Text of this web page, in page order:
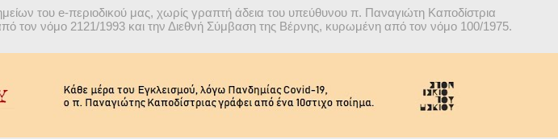
του e-περιοδικού μας, χωρίς γραπτή άδεια του υπεύθυνου π. Παναγιώτη Καποδίστρια
τον νόμο 2121/1993 και την Διεθνή Σύμβαση της Βέρνης, κυρωμένη από τον νόμο 100/1975.